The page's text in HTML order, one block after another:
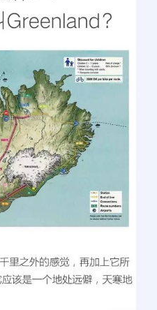
Sans Serif Serif
浅阴影 深阴影